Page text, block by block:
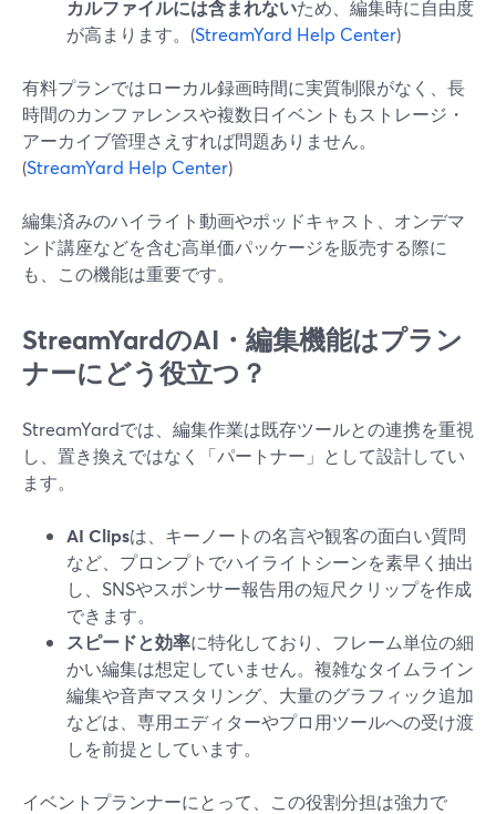
カルファイルには含まれないため、編集時に自由度
が高まります。(StreamYard Help Center)
有料プランではローカル録画時間に実質制限がなく、長
時間のカンファレンスや複数日イベントもストレージ・
アーカイブ管理さえすれば問題ありません。
(StreamYard Help Center)
編集済みのハイライト動画やポッドキャスト、オンデマ
ンド講座などを含む高単価パッケージを販売する際に
も、この機能は重要です。
StreamYardのAI・編集機能はプラン
ナーにどう役立つ？
StreamYardでは、編集作業は既存ツールとの連携を重視
し、置き換えではなく「パートナー」として設計してい
ます。
AI Clipsは、キーノートの名言や観客の面白い質問
など、プロンプトでハイライトシーンを素早く抽出
し、SNSやスポンサー報告用の短尺クリップを作成
できます。
スピードと効率に特化しており、フレーム単位の細
かい編集は想定していません。複雑なタイムライン
編集や音声マスタリング、大量のグラフィック追加
などは、専用エディターやプロ用ツールへの受け渡
しを前提としています。
イベントプランナーにとって、この役割分担は強力で